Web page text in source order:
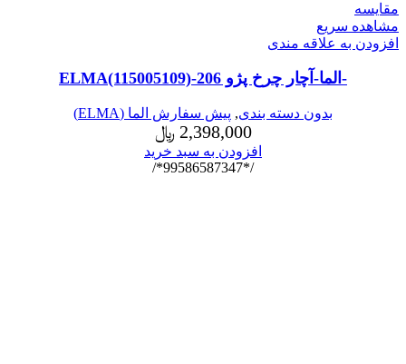
مقایسه
مشاهده سریع
افزودن به علاقه مندی
-الما-آچار چرخ پژو 206-ELMA(115005109)
بدون دسته بندی, پیش سفارش الما (ELMA)
2,398,000 ﷼
افزودن به سبد خرید
/*99586587347*/